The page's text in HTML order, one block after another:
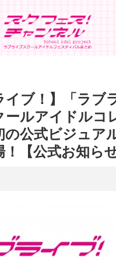
イブ！】「ラブ
ールアイドルコ
の公式ビジュア
【公式お知らせ